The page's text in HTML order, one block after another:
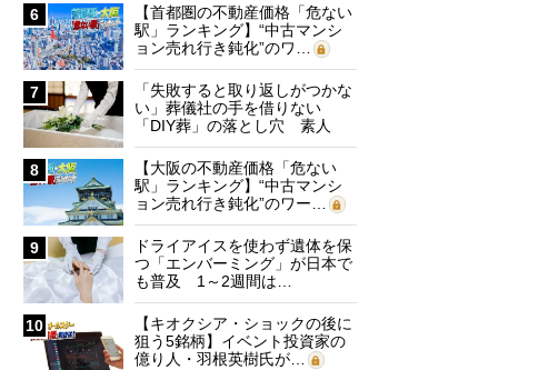
6
【首都圏の不動産価格「危ない
駅」ランキング】“中古マンシ
ョン売れ行き鈍化”のワ…
7
「失敗すると取り返しがつかな
い」葬儀社の手を借りない
「DIY葬」の落とし穴 素人
に…
8
【大阪の不動産価格「危ない
駅」ランキング】“中古マンシ
ョン売れ行き鈍化”のワー…
9
ドライアイスを使わず遺体を保
つ「エンバーミング」が日本で
も普及 1～2週間は…
10
【キオクシア・ショックの後に
狙う5銘柄】イベント投資家の
億り人・羽根英樹氏が…